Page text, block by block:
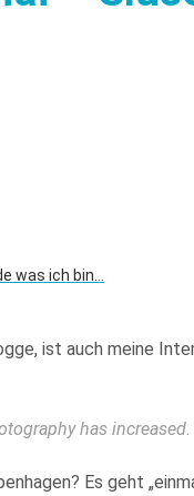
was ich bin…
ist auch meine
has
Es geht